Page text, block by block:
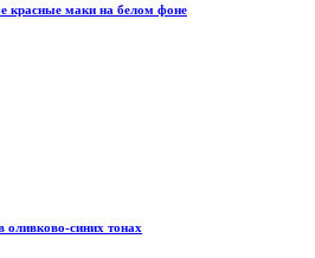
красные маки на белом фоне
оливково-синих тонах